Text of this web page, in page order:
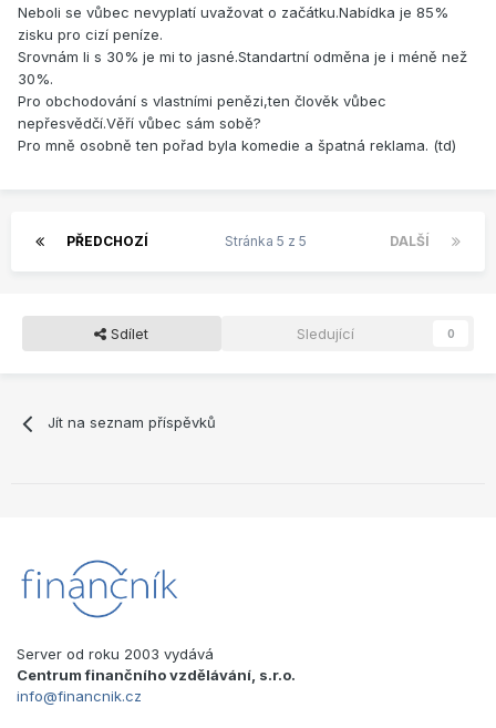
Neboli se vůbec nevyplatí uvažovat o začátku.Nabídka je 85%
zisku pro cizí peníze.
Srovnám li s 30% je mi to jasné.Standartní odměna je i méně než
30%.
Pro obchodování s vlastními penězi,ten člověk vůbec
nepřesvědčí.Věří vůbec sám sobě?
Pro mně osobně ten pořad byla komedie a špatná reklama. (td)
PŘEDCHOZÍ DALŠÍ
Stránka 5 z 5
Sdílet Sledující 0
Jít na seznam příspěvků
Server od roku 2003 vydává
Centrum finančního vzdělávání, s.r.o.
info@financnik.cz